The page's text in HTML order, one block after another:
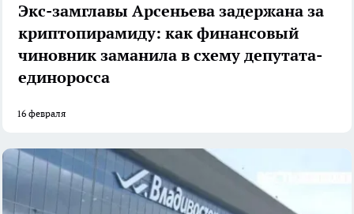
Экс-замглавы Арсеньева задержана за
криптопирамиду: как финансовый
чиновник заманила в схему депутата-
единоросса
16 февраля